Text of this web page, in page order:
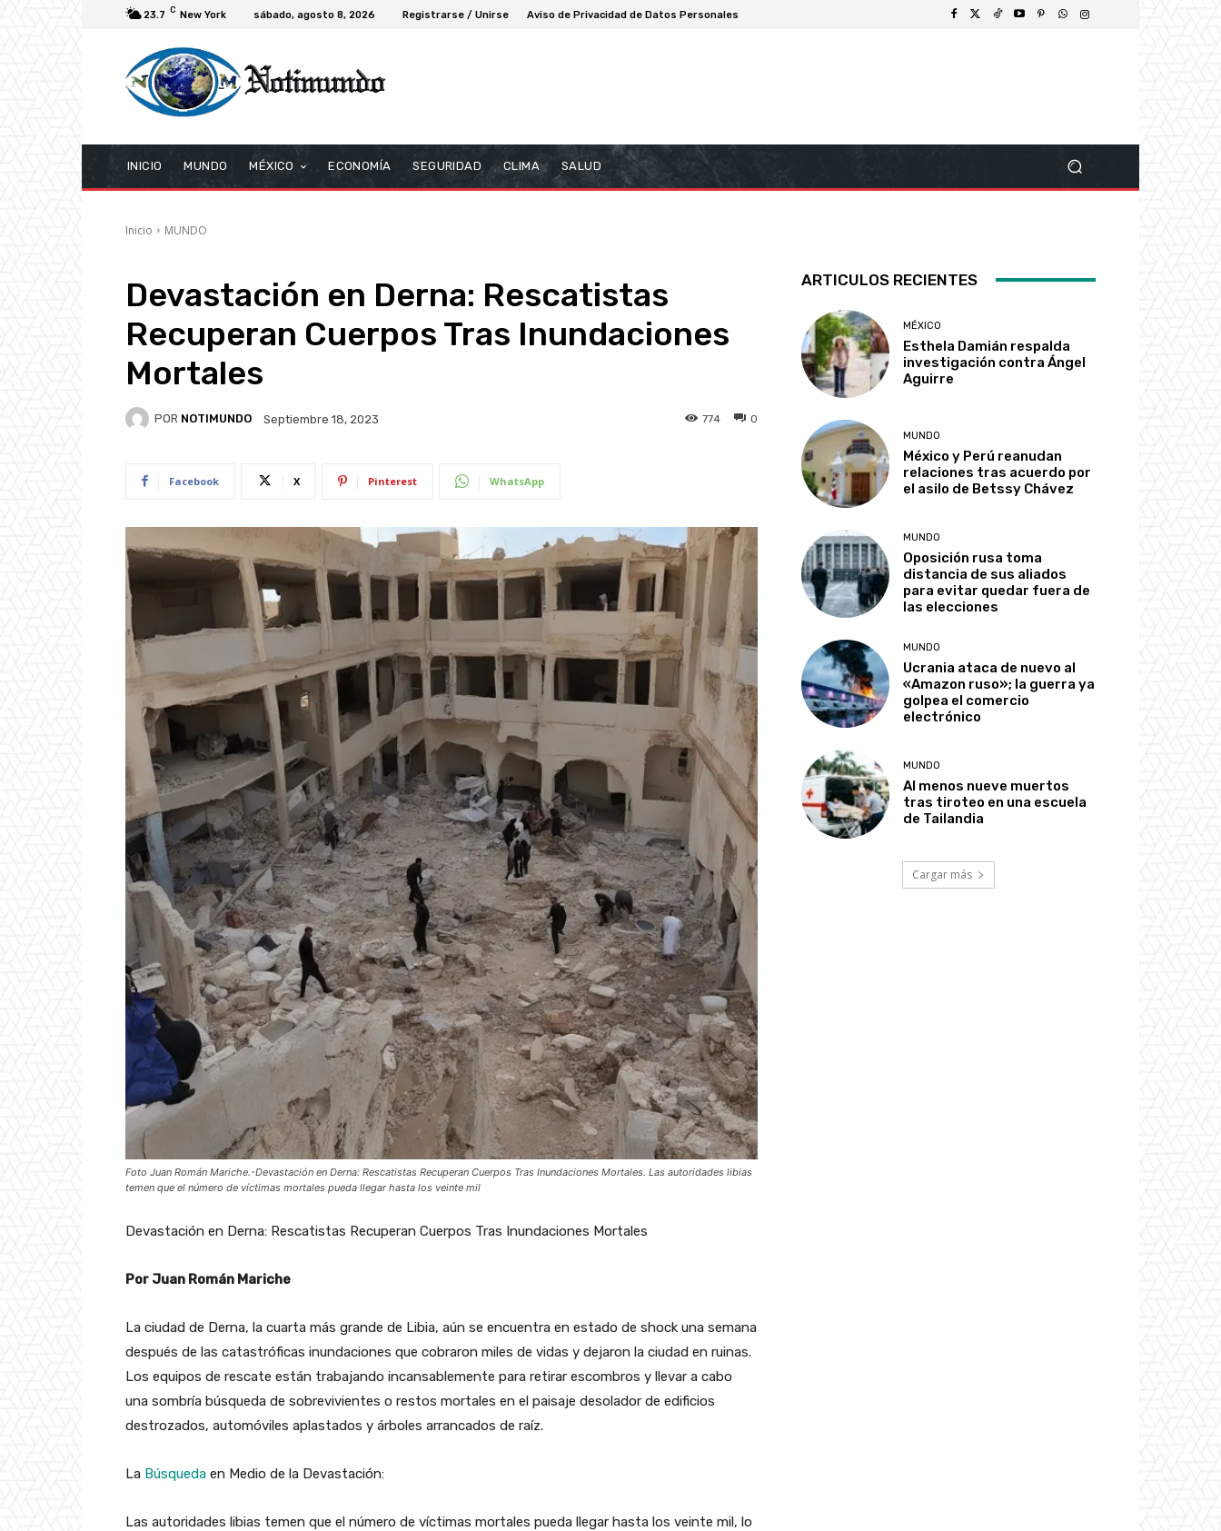
23.7 C New York sábado, agosto 8, 2026 Registrarse / Unirse Aviso de Privacidad de Datos Personales
INICIO MUNDO MÉXICO ECONOMÍA SEGURIDAD CLIMA SALUD
Inicio MUNDO
Devastación en Derna: Rescatistas
Recuperan Cuerpos Tras Inundaciones
Mortales
POR NOTIMUNDO Septiembre 18, 2023 0
774
Facebook X Pinterest WhatsApp
Foto Juan Román Mariche.-Devastación en Derna: Rescatistas Recuperan Cuerpos Tras Inundaciones Mortales. Las autoridades libias
temen que el número de víctimas mortales pueda llegar hasta los veinte mil
Devastación en Derna: Rescatistas Recuperan Cuerpos Tras Inundaciones Mortales
Por Juan Román Mariche
La ciudad de Derna, la cuarta más grande de Libia, aún se encuentra en estado de shock una semana
después de las catastróficas inundaciones que cobraron miles de vidas y dejaron la ciudad en ruinas.
Los equipos de rescate están trabajando incansablemente para retirar escombros y llevar a cabo
una sombría búsqueda de sobrevivientes o restos mortales en el paisaje desolador de edificios
destrozados, automóviles aplastados y árboles arrancados de raíz.
La Búsqueda en Medio de la Devastación:
Las autoridades libias temen que el número de víctimas mortales pueda llegar hasta los veinte mil, lo
ARTICULOS RECIENTES
MÉXICO
Esthela Damián respalda
investigación contra Ángel
Aguirre
MUNDO
México y Perú reanudan
relaciones tras acuerdo por
el asilo de Betssy Chávez
MUNDO
Oposición rusa toma
distancia de sus aliados
para evitar quedar fuera de
las elecciones
MUNDO
Ucrania ataca de nuevo al
«Amazon ruso»; la guerra ya
golpea el comercio
electrónico
MUNDO
Al menos nueve muertos
tras tiroteo en una escuela
de Tailandia
Cargar más